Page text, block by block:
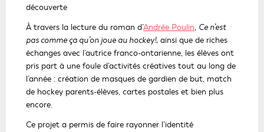
découverte
À travers la lecture du roman d’Andrée Poulin C
e
l
i
e
n
, Ce n’est
pas comme ça qu’on joue au hockey!, ainsi que de riches
échanges avec l’autrice franco-ontarienne, les élèves ont
pris part à une foule d’activités créatives tout au long de
l’année : création de masques de gardien de but, match
de hockey parents-élèves, cartes postales et bien plus
encore.
Ce projet a permis de faire rayonner l’identité